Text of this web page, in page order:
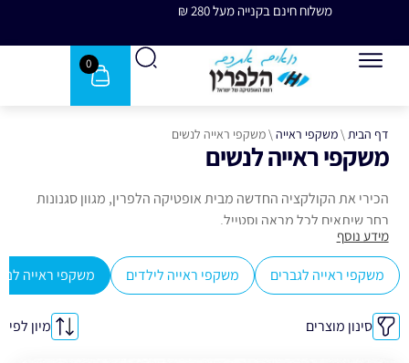
משלוח חינם בקנייה מעל 280 ₪
0
דף הבית \משקפי ראייה \משקפי ראייה לנשים
משקפי ראייה לנשים
הכירי את הקולקציה החדשה מבית אופטיקה הלפרין, מגוון סגנונות
רחב שיתאים לכל מראה וסטייל.
מידע נוסף
משקפי ראייה לגברים משקפי ראייה לילדים משקפי ראייה
סינון מוצרים מיון לפי